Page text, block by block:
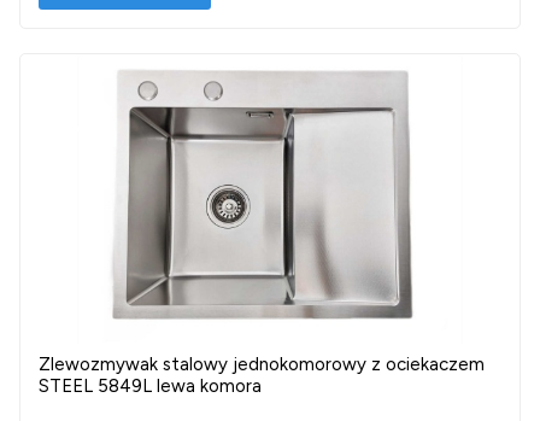
Zlewozmywak stalowy jednokomorowy z ociekaczem
STEEL 5849L lewa komora